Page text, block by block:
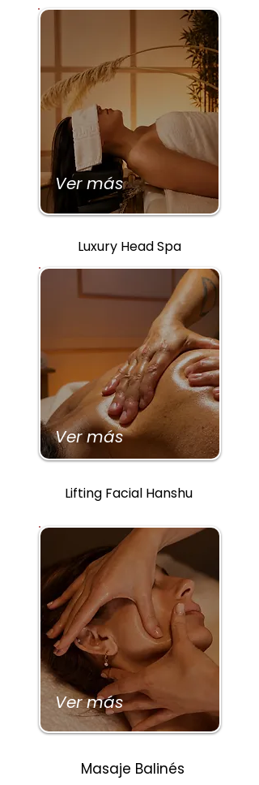
Ver más
Luxury Head Spa
Ver más
Lifting Facial Hanshu
Ver más
Masaje Balinés